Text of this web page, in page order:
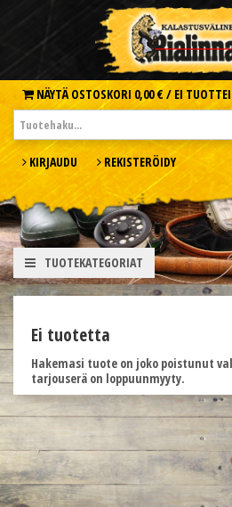
NÄYTÄ OSTOSKORI 0,00 € / EI
KIRJAUDU REKISTERÖIDY
TUOTEKATEGORIAT
Ei tuotetta
Hakemasi tuote on joko poistunut
tarjouserä on loppuunmyyty.